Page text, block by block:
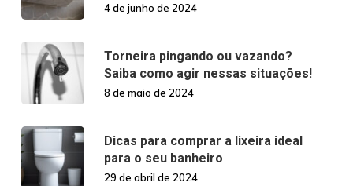
4 de junho de 2024
Torneira pingando ou vazando?
Saiba como agir nessas situações!
8 de maio de 2024
Dicas para comprar a lixeira ideal
para o seu banheiro
29 de abril de 2024